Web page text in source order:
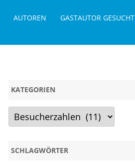
AUTOREN GASTAUTOR GESUCHT
KATEGORIEN
Kategorien
SCHLAGWÖRTER